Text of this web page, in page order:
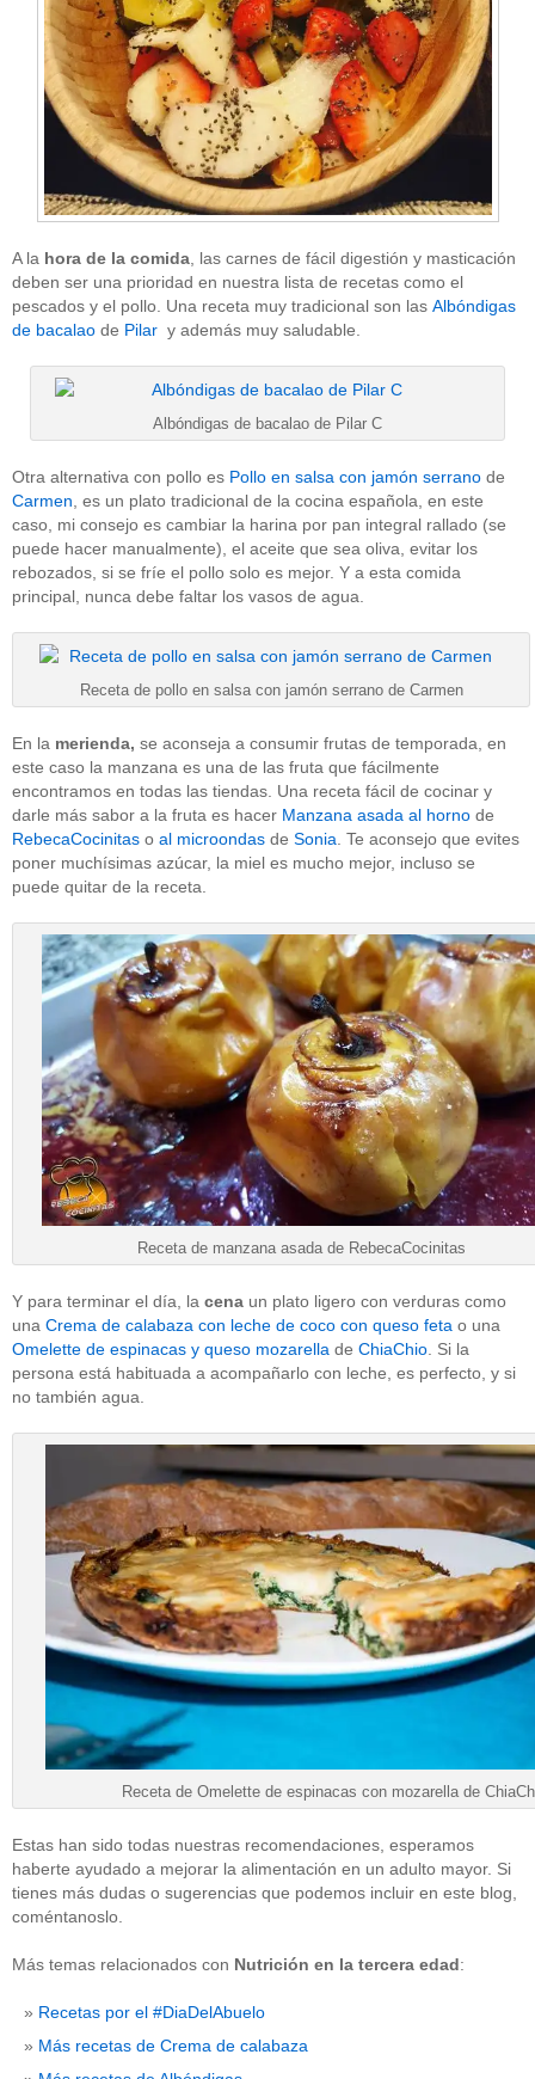
A la hora de la comida , las carnes de fácil digestión y masticación
deben ser una prioridad en nuestra lista de recetas como el
pescados y el pollo. Una receta muy tradicional son las Albóndigas
de bacalao de Pilar y además muy saludable.
Albóndigas de bacalao de Pilar C
Otra alternativa con pollo es Pollo en salsa con jamón serrano de
Carmen , es un plato tradicional de la cocina española, en este
caso, mi consejo es cambiar la harina por pan integral rallado (se
puede hacer manualmente), el aceite que sea oliva, evitar los
rebozados, si se fríe el pollo solo es mejor. Y a esta comida
principal, nunca debe faltar los vasos de agua.
Receta de pollo en salsa con jamón serrano de Carmen
En la merienda, se aconseja a consumir frutas de temporada, en
este caso la manzana es una de las fruta que fácilmente
encontramos en todas las tiendas. Una receta fácil de cocinar y
darle más sabor a la fruta es hacer Manzana asada al horno de
RebecaCocinitas o al microondas de Sonia . Te aconsejo que evites
poner muchísimas azúcar, la miel es mucho mejor, incluso se
puede quitar de la receta.
Receta de manzana asada de RebecaCocinitas
Y para terminar el día, la cena un plato ligero con verduras como
una Crema de calabaza con leche de coco con queso feta o una
Omelette de espinacas y queso mozarella de ChiaChio . Si la
persona está habituada a acompañarlo con leche, es perfecto, y si
no también agua.
Receta de Omelette de espinacas con mozarella de
Estas han sido todas nuestras recomendaciones, esperamos
haberte ayudado a mejorar la alimentación en un adulto mayor. Si
tienes más dudas o sugerencias que podemos incluir en este blog,
coméntanoslo.
Más temas relacionados con Nutrición en la tercera edad:
Recetas por el #DiaDelAbuelo
Más recetas de Crema de calabaza